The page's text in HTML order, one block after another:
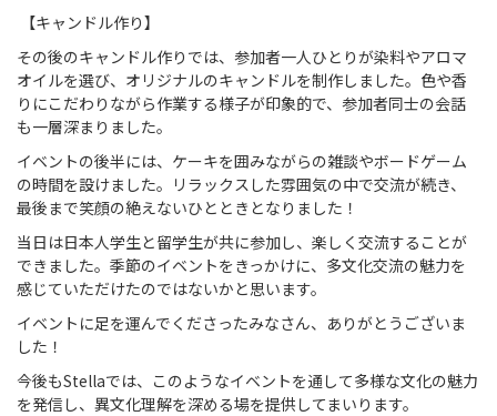
【キャンドル作り】
その後のキャンドル作りでは、参加者一人ひとりが染料やアロマ
オイルを選び、オリジナルのキャンドルを制作しました。色や香
りにこだわりながら作業する様子が印象的で、参加者同士の会話
も一層深まりました。
イベントの後半には、ケーキを囲みながらの雑談やボードゲーム
の時間を設けました。リラックスした雰囲気の中で交流が続き、
最後まで笑顔の絶えないひとときとなりました！
当日は日本人学生と留学生が共に参加し、楽しく交流することが
できました。季節のイベントをきっかけに、多文化交流の魅力を
感じていただけたのではないかと思います。
イベントに足を運んでくださったみなさん、ありがとうございま
した！
今後もStellaでは、このようなイベントを通して多様な文化の魅力
を発信し、異文化理解を深める場を提供してまいります。